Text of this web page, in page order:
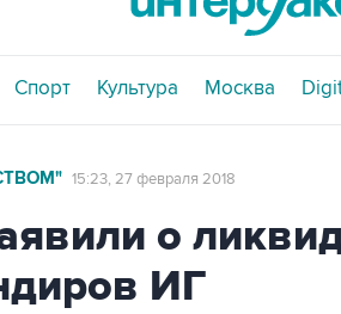
Спорт Культура Москва
15:23, 27 февраля 2018
о
ИГ